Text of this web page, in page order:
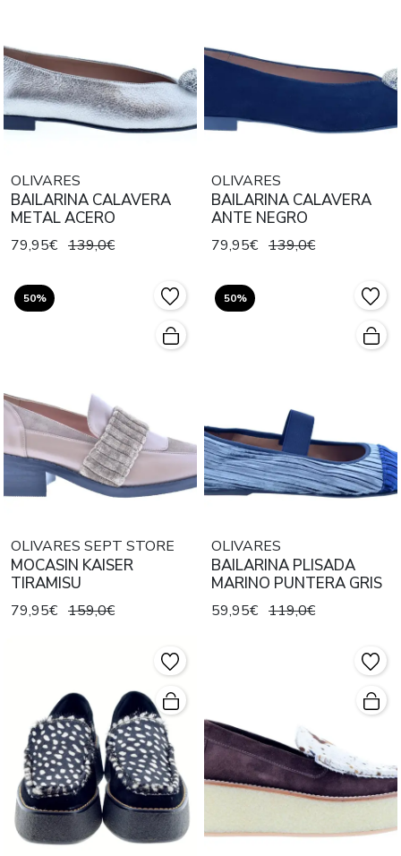
OLIVARES
BAILARINA CALAVERA
METAL ACERO
79,95€ 139,0€
OLIVARES
BAILARINA CALAVERA
ANTE NEGRO
79,95€ 139,0€
50%
OLIVARES SEPT STORE
MOCASIN KAISER
TIRAMISU
79,95€ 159,0€
50%
OLIVARES
BAILARINA PLISADA
MARINO PUNTERA GRIS
59,95€ 119,0€